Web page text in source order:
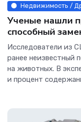
Недвижимость /
Ученые нашли
способный
побочных
Исследователи из
ранее неизвестный
на животных. В
и процент